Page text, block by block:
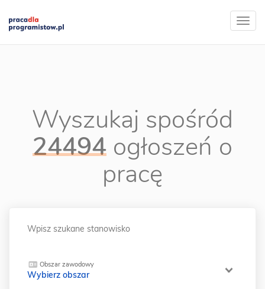
Wyszukaj spośród
24494 ogłoszeń o
pracę
Obszar zawodowy
Wybierz obszar